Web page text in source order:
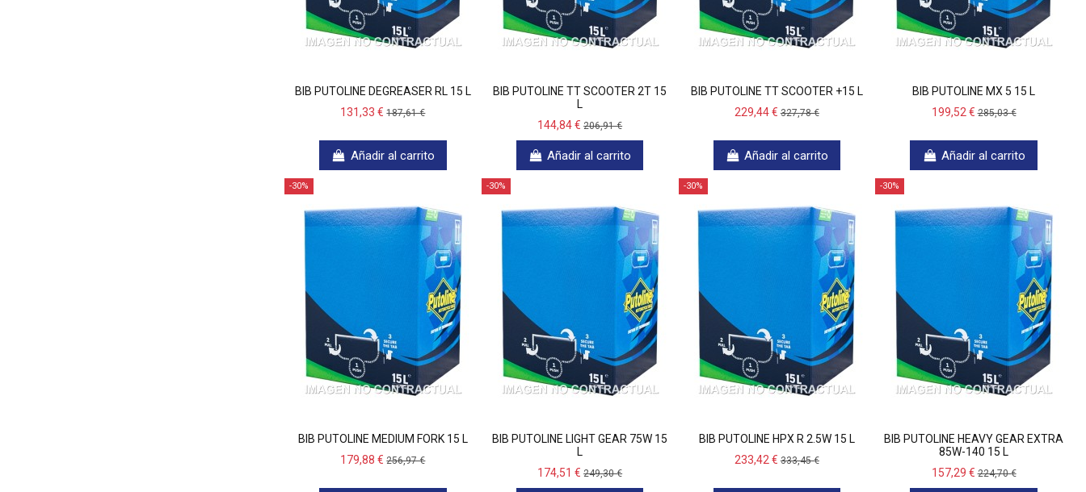
BIB PUTOLINE DEGREASER RL 15 L
131,33 €187,61 €
Añadir al carrito
BIB PUTOLINE TT SCOOTER 2T 15
L
144,84 €206,91 €
Añadir al carrito
BIB PUTOLINE TT SCOOTER +15 L
229,44 € 327,78 €
Añadir al carrito
BIB PUTOLINE MX 5 15 L
199,52 €285,03 €
Añadir al carrito
-30%
BIB PUTOLINE MEDIUM FORK 15 L
179,88 €256,97 €
-30%
BIB PUTOLINE LIGHT GEAR 75W 15
L
174,51 €249,30 €
-30%
BIB PUTOLINE HPX R 2.5W 15 L
233,42 € 333,45 €
-30%
BIB PUTOLINE HEAVY GEAR EXTRA
85W-140 15 L
157,29 €224,70 €